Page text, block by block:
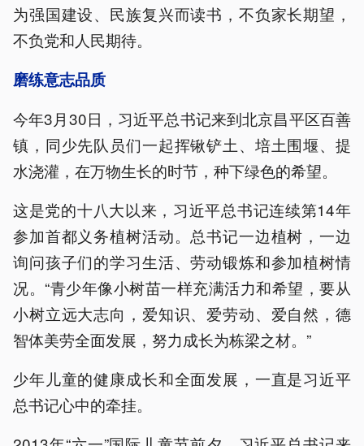
为强国建设、民族复兴而读书，不负家长期望，
不负党和人民期待。
磨练意志品质
今年3月30日，习近平总书记来到北京昌平区百善
镇，同少先队员们一起挥锹铲土、培土围堰、提
水浇灌，在万物生长的时节，种下绿色的希望。
这是党的十八大以来，习近平总书记连续第14年
参加首都义务植树活动。总书记一边植树，一边
询问孩子们的学习生活、劳动锻炼和参加植树情
况。“青少年像小树苗一样充满活力和希望，要从
小树立远大志向，爱知识、爱劳动、爱自然，德
智体美劳全面发展，努力成长为栋梁之材。”
少年儿童的健康成长和全面发展，一直是习近平
总书记心中的牵挂。